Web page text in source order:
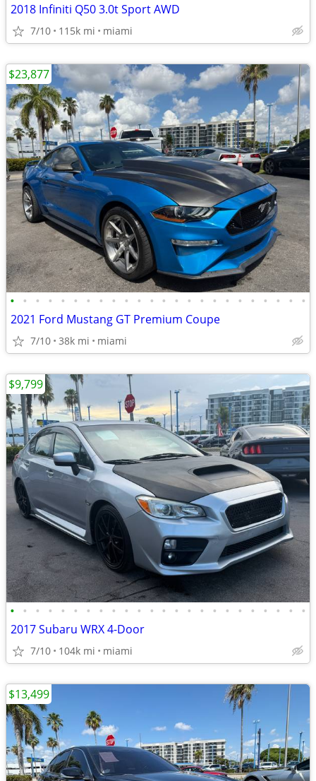
2018 Infiniti Q50 3.0t Sport AWD
7/10 115k mi miami
• • • • • • • • • • • • • • • • • • • • • • • •
2021 Ford Mustang GT Premium Coupe
7/10 38k mi miami
$23,877
• • • • • • • • • • • • • • • • • • • • • • • •
2017 Subaru WRX 4-Door
7/10 104k mi miami
$9,799
$13,499